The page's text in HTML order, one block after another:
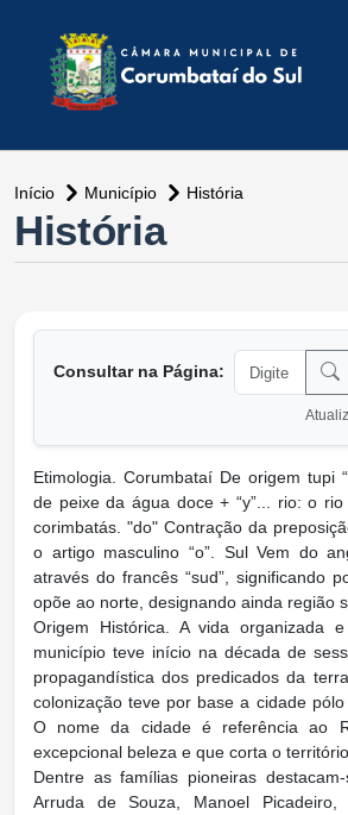
Início Município
História
conteúdo principal
História
Consultar na Página:
Etimologia. Corumbataí De origem tupi
de peixe da água doce + “y”... rio: o
corimbatás. "do" Contração da
o artigo masculino “o”. Sul Vem do
através do francês “sud”, significando
opõe ao norte, designando ainda região
Origem Histórica. A vida organizada
município teve início na década de
propagandística dos predicados da
colonização teve por base a cidade pólo
O nome da cidade é referência ao
excepcional beleza e que corta o
Dentre as famílias pioneiras
Arruda de Souza, Manoel